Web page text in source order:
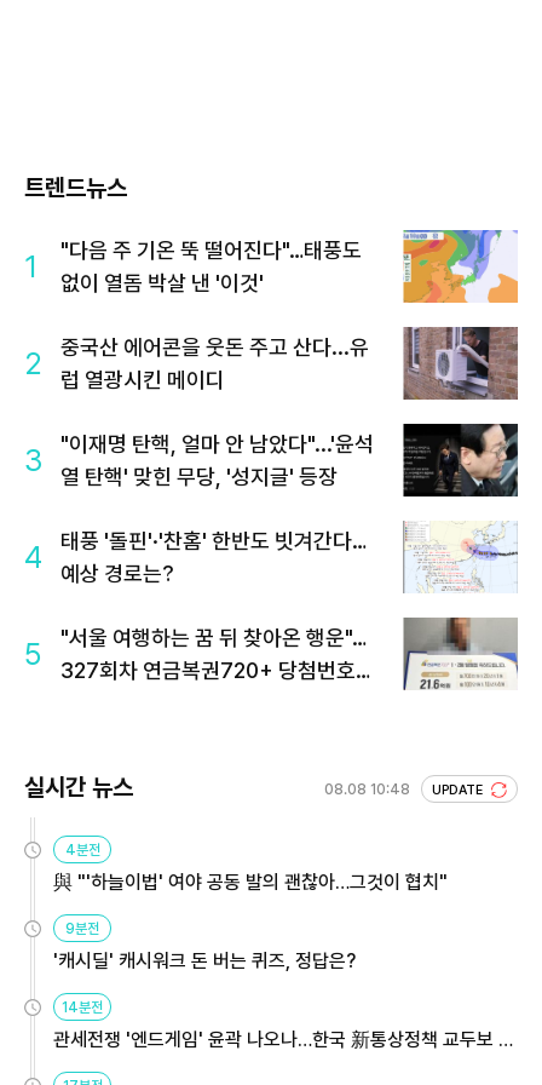
트렌드뉴스
1
"다음 주 기온 뚝 떨어진다"…태풍도
없이 열돔 박살 낸 '이것'
2
중국산 에어콘을 웃돈 주고 산다...유
럽 열광시킨 메이디
3
"이재명 탄핵, 얼마 안 남았다"...'윤석
열 탄핵' 맞힌 무당, '성지글' 등장
4
태풍 '돌핀'·'찬홈' 한반도 빗겨간다…
예상 경로는?
5
"서울 여행하는 꿈 뒤 찾아온 행운"…
327회차 연금복권720+ 당첨번호조
실시간 뉴스 08.08 10:48 UPDATE
4분전
與 "'하늘이법' 여야 공동 발의 괜찮아…그것이 협치"
9분전
'캐시딜' 캐시워크 돈 버는 퀴즈, 정답은?
14분전
관세전쟁 '엔드게임' 윤곽 나오나…한국 新통상정책 교두보 활
용해야